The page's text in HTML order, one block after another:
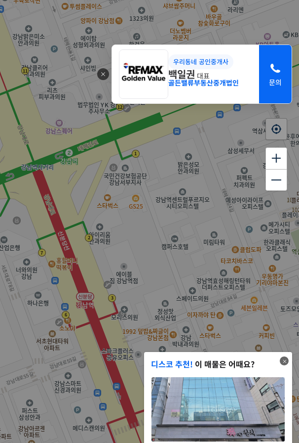
디스코 추천! 이 매물은 어때요?
우리동네 공인중개사
백일권 대표
골든밸류부동산중개법인